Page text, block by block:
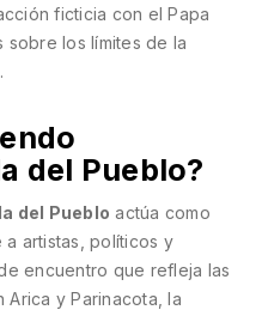
ficticia con el Papa
los límites de la
del Pueblo?
del Pueblo actúa como
a artistas, políticos y
encuentro que refleja las
Arica y Parinacota, la